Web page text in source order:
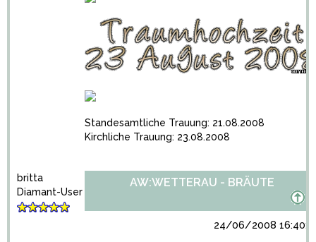
Standesamtliche Trauung: 21.08.2008
Kirchliche Trauung: 23.08.2008
britta
Diamant-User
AW:WETTERAU - BRÄUTE
24/06/2008